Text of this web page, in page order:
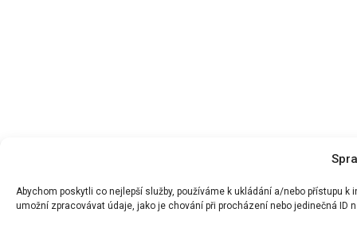
Abychom poskytli co nejlepší služby, používáme k ukládání a/nebo
umožní zpracovávat údaje, jako je chování při procházení nebo jedinečná